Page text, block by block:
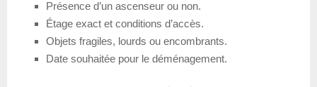
Présence d’un ascenseur ou non.
Étage exact et conditions d’accès.
Objets fragiles, lourds ou encombrants.
Date souhaitée pour le déménagement.